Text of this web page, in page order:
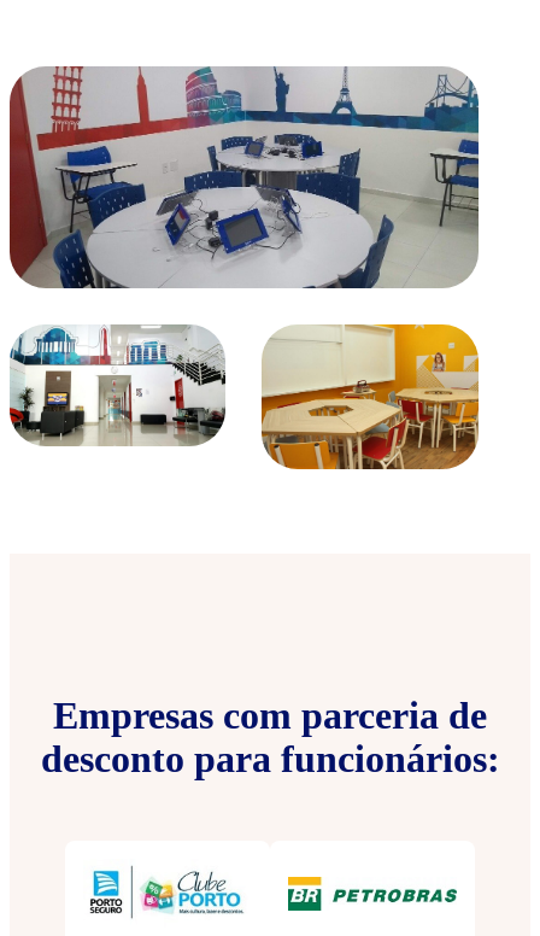
Empresas com parceria de
desconto para funcionários: